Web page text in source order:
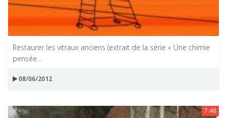
Restaurer les vitraux anciens (extrait de la série « Une chimie
pensée...
08/06/2012
7:48